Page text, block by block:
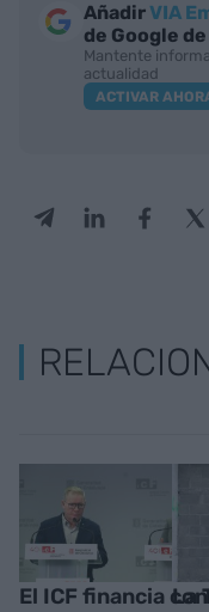
AñadirVIA
de Google
Mantente
actualidad
ACTIVAR
El ICF financia con
La